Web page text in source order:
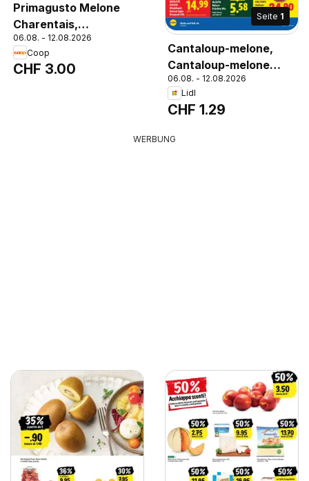
Primagusto Melone
Charentais,
Frankreich/Spanien, im
Offenverkauf, per
Stück. Sehr
Frankreich/Spanien, im
06.08. - 12.08.2026
Coop
CHF 3.00
Seite 1
Cantaloup-melone,
Cantaloup-melone
Herkunft: Spanien,
Italien, Griechenland
Pro kg
06.08. - 12.08.2026
Lidl
CHF 1.29
WERBUNG